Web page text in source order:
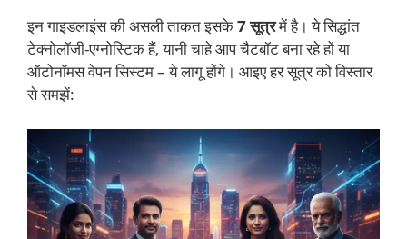
इन गाइडलाइंस की असली ताकत इसके7 सूत्रमें है। ये सिद्धांत
टेक्नोलॉजी-एग्नोस्टिक हैं, यानी चाहे आप चैटबॉट बना रहे हों या
ऑटोनॉमस वेपन सिस्टम – ये लागू होंगे। आइए हर सूत्र को विस्तार
से समझें: